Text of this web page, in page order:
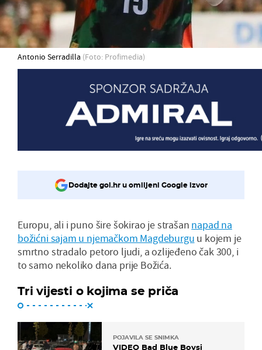
Antonio Serradilla (Foto: Profimedia)
Dodajte gol.hr u omiljeni Google izvor
Europu, ali i puno šire šokirao je strašan napad na
božićni sajam u njemačkom Magdeburgu u kojem je
smrtno stradalo petoro ljudi, a ozlijeđeno čak 300, i
to samo nekoliko dana prije Božića.
Tri vijesti o kojima se priča
POJAVILA SE SNIMKA
VIDEO Bad Blue Boysi